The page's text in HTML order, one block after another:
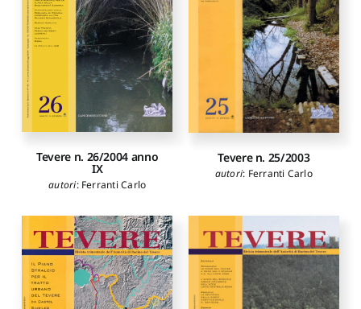
Tevere n. 26/2004 anno
IX
autori: Ferranti Carlo
Tevere n. 25/2003
autori: Ferranti Carlo